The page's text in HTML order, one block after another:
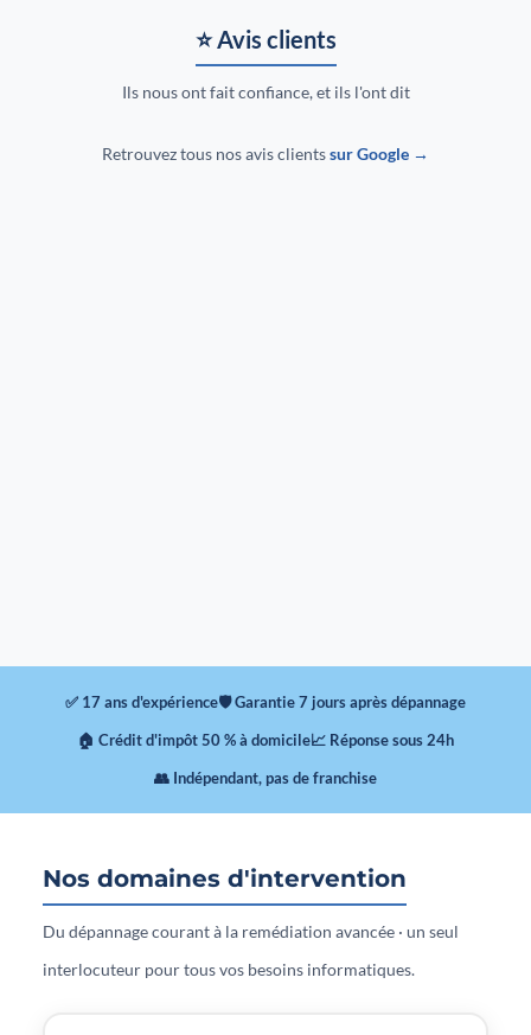
⭐ Avis clients
Ils nous ont fait confiance, et ils l'ont dit
Retrouvez tous nos avis clientssur Google →
✅ 17 ans d'expérience🛡 Garantie 7 jours après dépannage
🏠 Crédit d'impôt 50 % à domicile📈 Réponse sous 24h
👥 Indépendant, pas de franchise
Nos domaines d'intervention
Du dépannage courant à la remédiation avancée · un seul
interlocuteur pour tous vos besoins informatiques.